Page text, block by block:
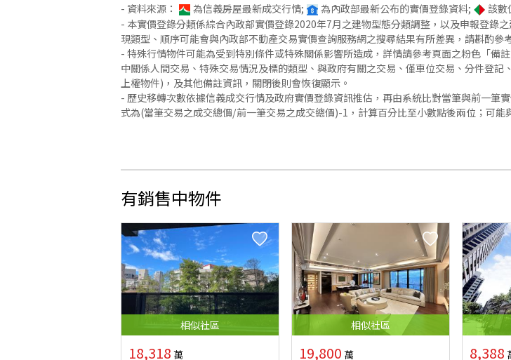
- 資料來源： 為信義房屋最新成交行情; 為內政部最新公布的實價登錄資料; 該數
- 本實價登錄分類係綜合內政部實價登錄2020年7月之建物型態分類調整，以及申報登錄
現類型、順序可能會與內政部不動產交易實價查詢服務網之搜尋結果有所差異，請斟酌參
- 特殊行情物件可能為受到特別條件或特殊關係影響所造成，詳情請參考頁面之粉色「備
中關係人間交易、特殊交易情況及標的類型、與政府有關之交易、僅車位交易、分件登
上權物件)，及其他備註資訊，關閉後則會恢復顯示。
- 歷史移轉次數依據信義成交行情及政府實價登錄資訊推估，再由系統比對當筆與前一筆
式為(當筆交易之成交總價/前一筆交易之成交總價)-1，計算百分比至小數點後兩位；可能
有銷售中物件
相似社區
18,318 萬
相似社區
19,800 萬 8,388